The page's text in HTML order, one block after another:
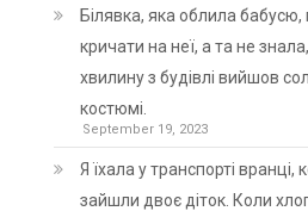
Білявка, яка облила бабусю,
кричати на неї, а та не
хвилину з будівлі вийшов
костюмі.
September 19, 2023
Я їхала у транспорті вранці,
зайшли двоє діток. Коли